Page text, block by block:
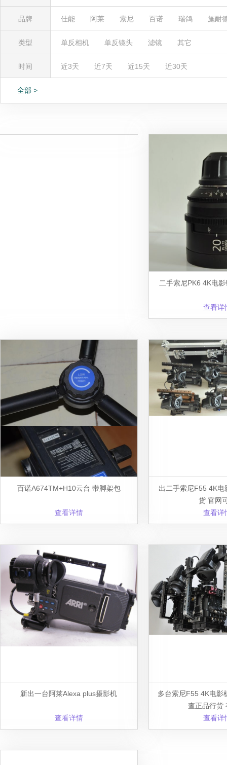
品牌 佳能 阿莱 索尼 百诺 瑞鸽 施耐
类型 单反相机 单反镜头 滤镜 其它
时间 近3天 近7天 近15天 近30天
全部 >
二手索尼PK6 4K电
查看详
百诺A674TM+H10云台 带脚架包
查看详情
出二手索尼F55 4K电
货 官网
查看详
新出一台阿莱Alexa plus摄影机
查看详情
多台索尼F55 4K电影
查正品行货
查看详